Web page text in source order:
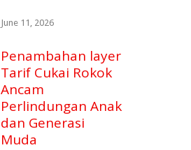
June 11, 2026
Penambahan layer
Tarif Cukai Rokok
Ancam
Perlindungan Anak
dan Generasi
Muda